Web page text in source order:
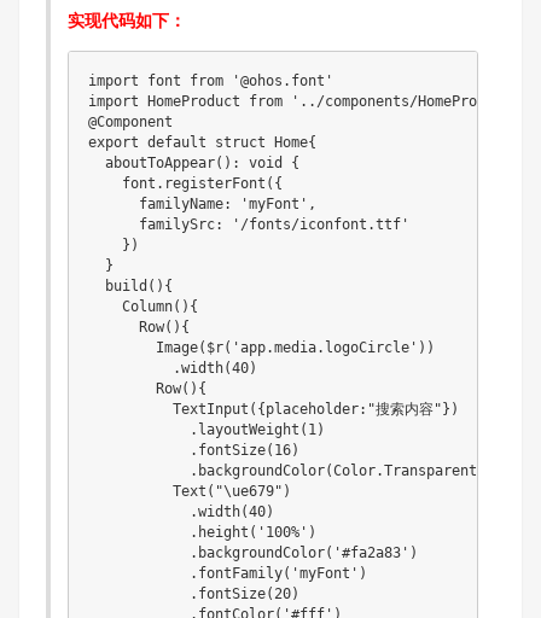
实现代码如下：
import font from '@ohos.font'
import HomeProduct from '../components/HomeProduct'
@Component
export default struct Home{
  aboutToAppear(): void {
    font.registerFont({
      familyName: 'myFont',
      familySrc: '/fonts/iconfont.ttf'
    })
  }
  build(){
    Column(){
      Row(){
        Image($r('app.media.logoCircle'))
          .width(40)
        Row(){
          TextInput({placeholder:"搜索内容"})
            .layoutWeight(1)
            .fontSize(16)
            .backgroundColor(Color.Transparent)
          Text("\ue679")
            .width(40)
            .height('100%')
            .backgroundColor('#fa2a83')
            .fontFamily('myFont')
            .fontSize(20)
            .fontColor('#fff')